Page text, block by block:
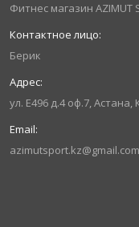
Фитнес магазин AZIMUT
Берик
ул. Е496 д.4 оф.7, Астана,
azimutsport.kz@gmail.com